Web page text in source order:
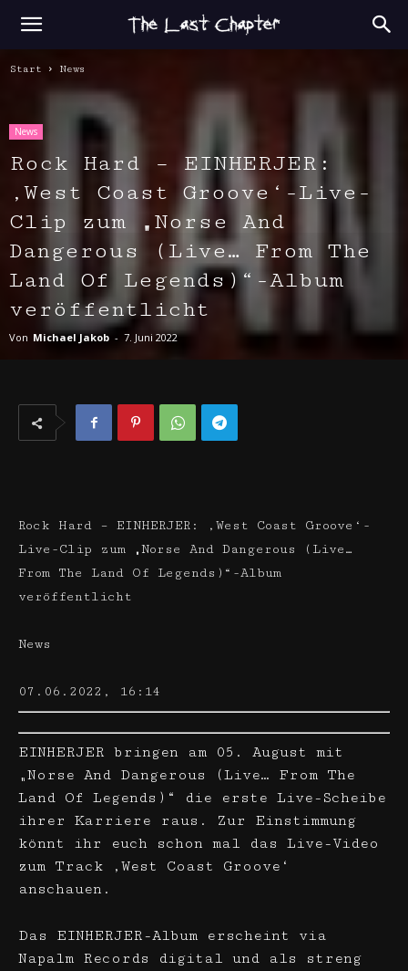
Start News
News
Rock Hard – EINHERJER:
‚West Coast Groove‘-Live-
Clip zum „Norse And
Dangerous (Live… From The
Land Of Legends)“-Album
veröffentlicht
Von Michael Jakob - 7. Juni 2022
Rock Hard – EINHERJER: ‚West Coast Groove‘-
Live-Clip zum „Norse And Dangerous (Live…
From The Land Of Legends)“-Album
veröffentlicht
News
07.06.2022, 16:14
EINHERJER bringen am 05. August mit
„Norse And Dangerous (Live… From The
Land Of Legends)“ die erste Live-Scheibe
ihrer Karriere raus. Zur Einstimmung
könnt ihr euch schon mal das Live-Video
zum Track ‚West Coast Groove‘
anschauen.
Das EINHERJER-Album erscheint via
Napalm Records digital und als streng